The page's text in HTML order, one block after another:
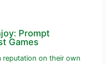
Prompt
Games
reputation on their own